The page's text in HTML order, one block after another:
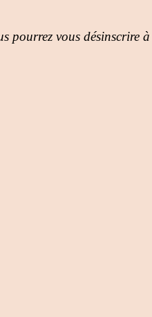
pourrez vous désinscrire